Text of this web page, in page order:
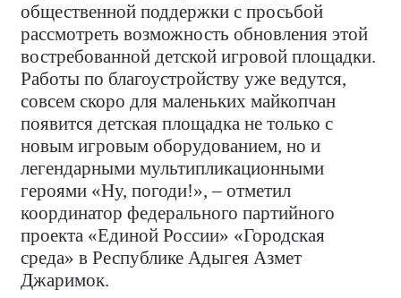
общественной поддержки с просьбой
рассмотреть возможность обновления этой
востребованной детской игровой площадки.
Работы по благоустройству уже ведутся,
совсем скоро для маленьких майкопчан
появится детская площадка не только с
новым игровым оборудованием, но и
легендарными мультипликационными
героями «Ну, погоди!», – отметил
координатор федерального партийного
проекта «Единой России» «Городская
среда» в Республике Адыгея Азмет
Джаримок.